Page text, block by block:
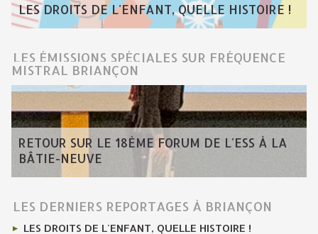
LES DROITS DE L'ENFANT, QUELLE HISTOIRE !
LES ÉMISSIONS SPÉCIALES SUR FRÉQUENCE
MISTRAL BRIANÇON
RETOUR SUR LE 18ÈME FORUM DE L'ESS À LA
BÂTIE-NEUVE
LES DERNIERS REPORTAGES À BRIANÇON
LES DROITS DE L'ENFANT, QUELLE HISTOIRE !